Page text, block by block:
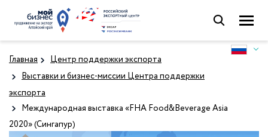
Главная
Центр поддержки экспорта
Выставки и бизнес-миссии Центра поддержки
экспорта
Международная выставка «FHA Food&Beverage Asia
2020» (Сингапур)